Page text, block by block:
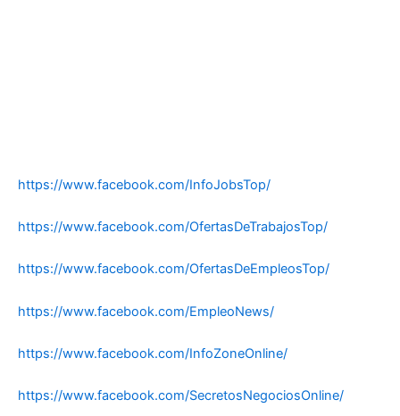
https://www.facebook.com/InfoJobsTop/
https://www.facebook.com/OfertasDeTrabajosTop/
https://www.facebook.com/OfertasDeEmpleosTop/
https://www.facebook.com/EmpleoNews/
https://www.facebook.com/InfoZoneOnline/
https://www.facebook.com/SecretosNegociosOnline/